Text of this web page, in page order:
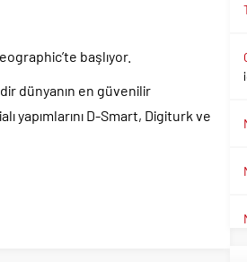
başlıyor.
dünyanın en güvenilir
yapımlarını D-Smart, Digiturk ve